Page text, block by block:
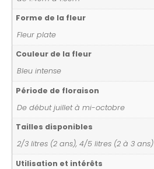
Forme de la fleur
Fleur plate
Couleur de la fleur
Bleu intense
Période de floraison
De début juillet à mi-octobre
Tailles disponibles
2/3 litres (2 ans), 4/5 litres (2 à 3 ans)
Utilisation et intérêts